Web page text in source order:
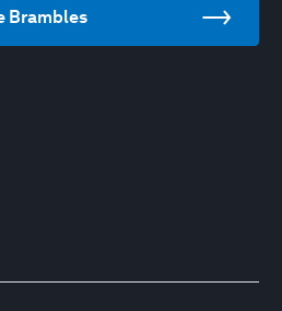
Brambles